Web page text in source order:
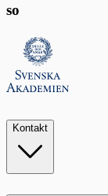
so
Kontakt